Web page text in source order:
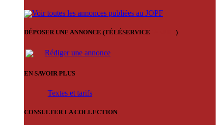
Voir toutes les annonces publiées au JOPF
DÉPOSER UNE ANNONCE (TÉLÉSERVICE )
Rédiger une annonce
EN SAVOIR PLUS
Textes et tarifs
CONSULTER LA COLLECTION